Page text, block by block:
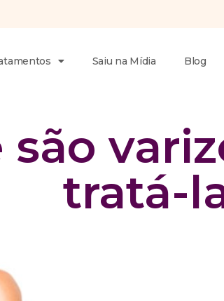
Saiu na Mídia Blog
são
tratá-